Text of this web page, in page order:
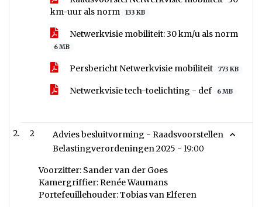
km-uur als norm
133 KB
Netwerkvisie mobiliteit: 30 km/u als norm
6 MB
Persbericht Netwerkvisie mobiliteit 773 KB
Netwerkvisie tech-toelichting - def 6 MB
2
Advies besluitvorming - Raadsvoorstellen
Belastingverordeningen 2025 -19:00
Voorzitter: Sander van der Goes
Kamergriffier: Renée Waumans
Portefeuillehouder: Tobias van Elferen